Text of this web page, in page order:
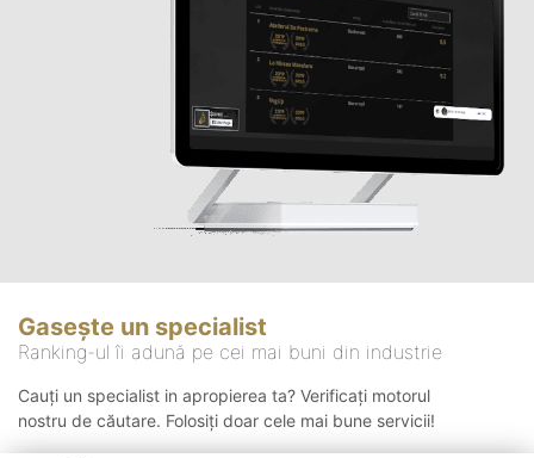
Gasește un specialist
Ranking-ul îi adună pe cei mai buni din industrie
Cauți un specialist in apropierea ta? Verificați motorul
nostru de căutare. Folosiți doar cele mai bune servicii!